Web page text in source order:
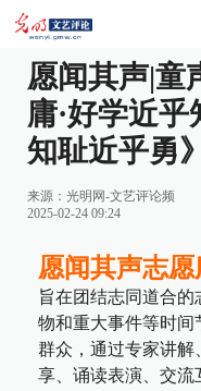
愿闻其声|
庸·好学近乎
知耻近乎勇》
来源：光明网-文艺评论频
2025-02-24 09:24
愿闻其声志愿
旨在团结志同道合的
物和重大事件等时间
群众，通过专家讲解
享、诵读表演、交流